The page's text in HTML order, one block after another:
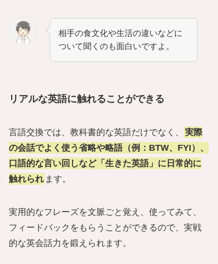
相手の食文化や生活の違いなどに
ついて聞くのも面白いですよ。
リアルな英語に触れることができる
言語交換では、教科書的な英語だけでなく、
実際
の会話でよく使う省略や略語（例：BTW、FYI）、
口語的な言い回しなど「生きた英語」に日常的に
触れられ ます。
実用的なフレーズを文脈ごと覚え、使ってみて、
フィードバックをもらうことができるので、実戦
的な英会話力を鍛えられます。